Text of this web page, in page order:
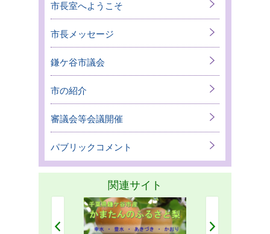
市長室へようこそ
市長メッセージ
鎌ケ谷市議会
市の紹介
審議会等会議開催
パブリックコメント
関連サイト